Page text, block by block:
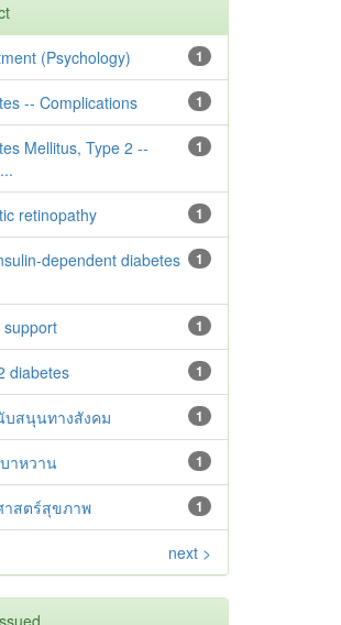
1
‪(Psychology)
1
-- Complications
1
Mellitus, Type 2 --
1
retinopathy
1
dependent diabetes
1
support
1
diabetes‬‬‬‬‬‬
1
บสนุนทางสังคม
1
าหวาน
1
าสตร์สุขภาพ
next >